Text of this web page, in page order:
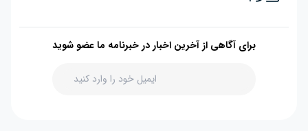
برای آگاهی از آخرین اخبار در خبرنامه ما عضو شوید